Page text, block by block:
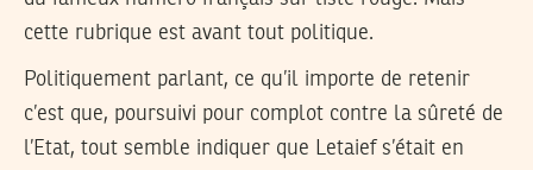
cette rubrique est avant tout politique.
Politiquement parlant, ce qu’il importe de retenir
c’est que, poursuivi pour complot contre la sûreté de
l’Etat, tout semble indiquer que Letaief s’était en